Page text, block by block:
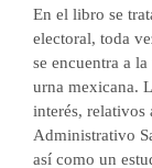
En el libro se
electoral, toda
se encuentra a
urna mexicana.
interés, relativos
Administrativo
así como un